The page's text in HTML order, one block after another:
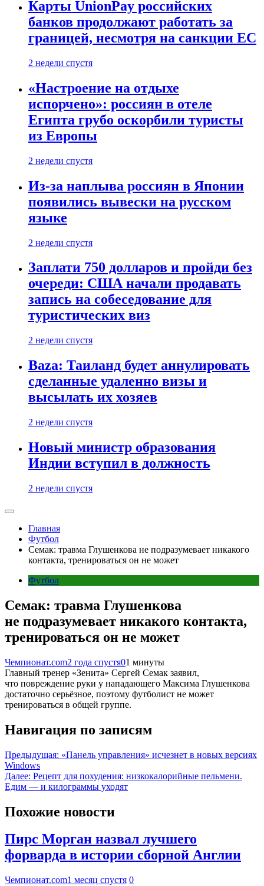
Карты UnionPay российских
банков продолжают работать за
границей, несмотря на санкции ЕС
2 недели спустя
«Настроение на отдыхе
испорчено»: россиян в отеле
Египта грубо оскорбили туристы
из Европы
2 недели спустя
Из-за наплыва россиян в Японии
появились вывески на русском
языке
2 недели спустя
Заплати 750 долларов и пройди без
очереди: США начали продавать
запись на собеседование для
туристических виз
2 недели спустя
Baza: Таиланд будет аннулировать
сделанные удаленно визы и
высылать их хозяев
2 недели спустя
Новый министр образования
Индии вступил в должность
2 недели спустя
Главная
Футбол
Семак: травма Глушенкова не подразумевает никакого
контакта, тренироваться он не может
Футбол
Семак: травма Глушенкова
не подразумевает никакого контакта,
тренироваться он не может
Чемпионат.com2 года спустя01 минуты
Главный тренер «Зенита» Сергей Семак заявил,
что повреждение руки у нападающего Максима Глушенкова
достаточно серьёзное, поэтому футболист не может
тренироваться в общей группе.
Навигация по записям
Предыдущая: «Панель управления» исчезнет в новых версиях
Windows
Далее: Рецепт для похудения: низкокалорийные пельмени.
Едим — и килограммы уходят
Похожие новости
Пирс Морган назвал лучшего
форварда в истории сборной Англии
Чемпионат.com1 месяц спустя 0